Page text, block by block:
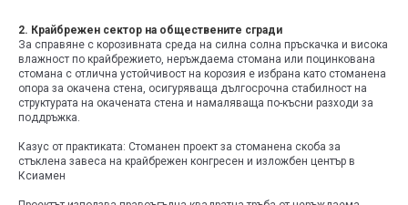
2. Крайбрежен сектор на обществените сгради
За справяне с корозивната среда на силна солна пръскачка и висока
влажност по крайбрежието, неръждаема стомана или поцинкована
стомана с отлична устойчивост на корозия е избрана като стоманена
опора за окачена стена, осигуряваща дългосрочна стабилност на
структурата на окачената стена и намаляваща по-късни разходи за
поддръжка.
Казус от практиката: Стоманен проект за стоманена скоба за
стъклена завеса на крайбрежен конгресен и изложбен център в
Ксиамен